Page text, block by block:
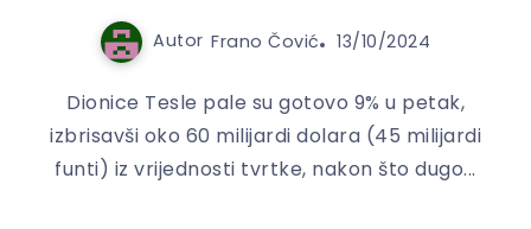
Autor Frano Čović 13/10/2024
Dionice Tesle pale su gotovo 9% u petak,
izbrisavši oko 60 milijardi dolara (45 milijardi
funti) iz vrijednosti tvrtke, nakon što dugo...